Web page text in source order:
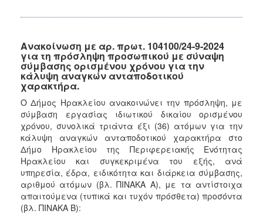
Ανακοίνωση με αρ. πρωτ. 104100/24-9-2024
για τη πρόσληψη προσωπικού με σύναψη
σύμβασης ορισμένου χρόνου για την
κάλυψη αναγκών ανταποδοτικού
χαρακτήρα.
Ο Δήμος Ηρακλείου ανακοινώνει την πρόσληψη, με
σύμβαση εργασίας ιδιωτικού δικαίου ορισμένου
χρόνου, συνολικά τριάντα έξι (36) ατόμων για την
κάλυψη αναγκών ανταποδοτικού χαρακτήρα στο
Δήμο Ηρακλείου της Περιφερειακής Ενότητας
Ηρακλείου και συγκεκριμένα του εξής, ανά
υπηρεσία, έδρα, ειδικότητα και διάρκεια σύμβασης,
αριθμού ατόμων (βλ. ΠΙΝΑΚΑ Α), με τα αντίστοιχα
απαιτούμενα (τυπικά και τυχόν πρόσθετα) προσόντα
(βλ. ΠΙΝΑΚΑ Β):